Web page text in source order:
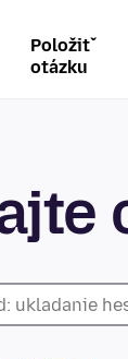
Položiť
otázku